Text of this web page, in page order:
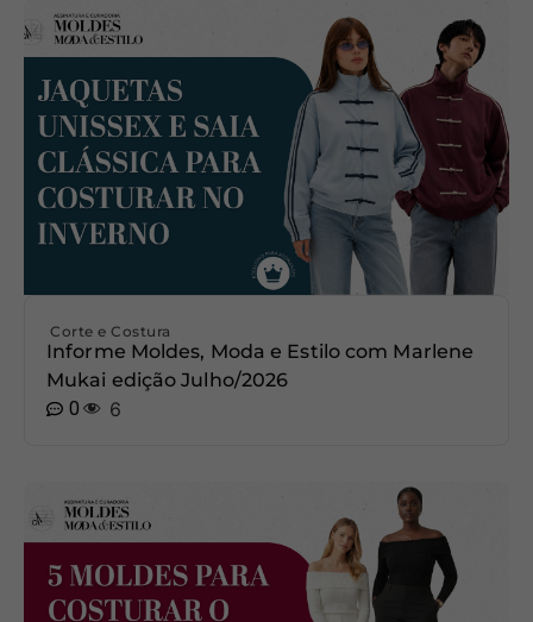
Corte e Costura
Informe Moldes, Moda e Estilo com Marlene
Mukai edição Julho/2026
0
6